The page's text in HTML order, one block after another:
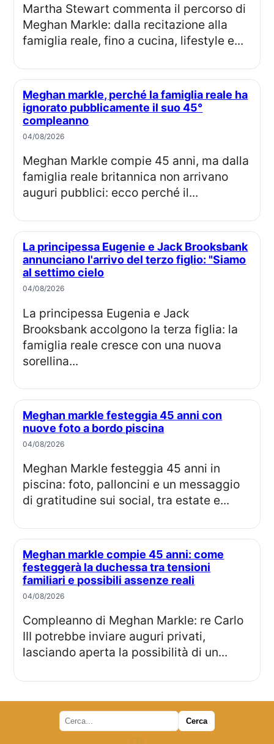
Martha Stewart commenta il percorso di
Meghan Markle: dalla recitazione alla
famiglia reale, fino a cucina, lifestyle e...
Meghan markle, perché la famiglia reale ha
ignorato pubblicamente il suo 45°
compleanno
04/08/2026
Meghan Markle compie 45 anni, ma dalla
famiglia reale britannica non arrivano
auguri pubblici: ecco perché il...
La principessa Eugenie e Jack Brooksbank
annunciano l'arrivo del terzo figlio: "Siamo
al settimo cielo
04/08/2026
La principessa Eugenia e Jack
Brooksbank accolgono la terza figlia: la
famiglia reale cresce con una nuova
sorellina...
Meghan markle festeggia 45 anni con
nuove foto a bordo piscina
04/08/2026
Meghan Markle festeggia 45 anni in
piscina: foto, palloncini e un messaggio
di gratitudine sui social, tra estate e...
Meghan markle compie 45 anni: come
festeggerà la duchessa tra tensioni
familiari e possibili assenze reali
04/08/2026
Compleanno di Meghan Markle: re Carlo
III potrebbe inviare auguri privati,
lasciando aperta la possibilità di un...